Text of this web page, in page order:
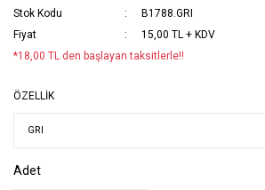
Stok Kodu
B1788.GRI
Fiyat
15,00 TL + KDV
*18,00 TL den başlayan taksitlerle!!
ÖZELLİK
Adet